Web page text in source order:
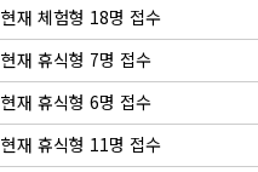
현재 체험형 18명 접수
현재 휴식형 7명 접수
현재 휴식형 6명 접수
현재 휴식형 11명 접수